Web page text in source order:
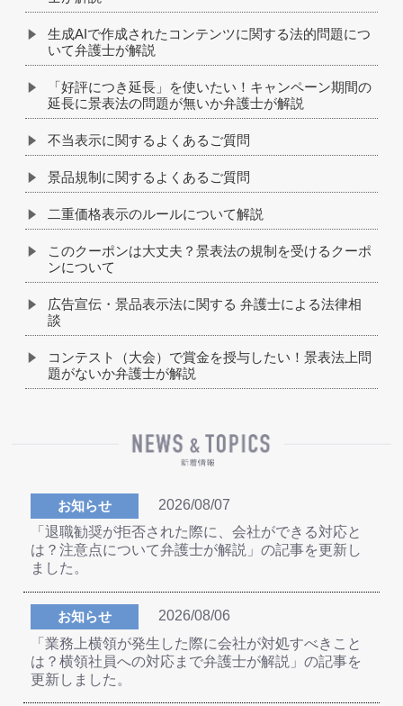
生成AIで作成されたコンテンツに関する法的問題につ
いて弁護士が解説
「好評につき延長」を使いたい！キャンペーン期間の
延長に景表法の問題が無いか弁護士が解説
不当表示に関するよくあるご質問
景品規制に関するよくあるご質問
二重価格表示のルールについて解説
このクーポンは大丈夫？景表法の規制を受けるクーポ
ンについて
広告宣伝・景品表示法に関する 弁護士による法律相
談
コンテスト（大会）で賞金を授与したい！景表法上問
題がないか弁護士が解説
お知らせ
2026/08/07
「退職勧奨が拒否された際に、会社ができる対応と
は？注意点について弁護士が解説」の記事を更新し
ました。
お知らせ
2026/08/06
「業務上横領が発生した際に会社が対処すべきこと
は？横領社員への対応まで弁護士が解説」の記事を
更新しました。